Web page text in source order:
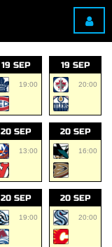
19 SEP
19:00
19 SEP
20:00
20 SEP
13:00
20 SEP
16:00
20 SEP
19:00
20 SEP
20:00